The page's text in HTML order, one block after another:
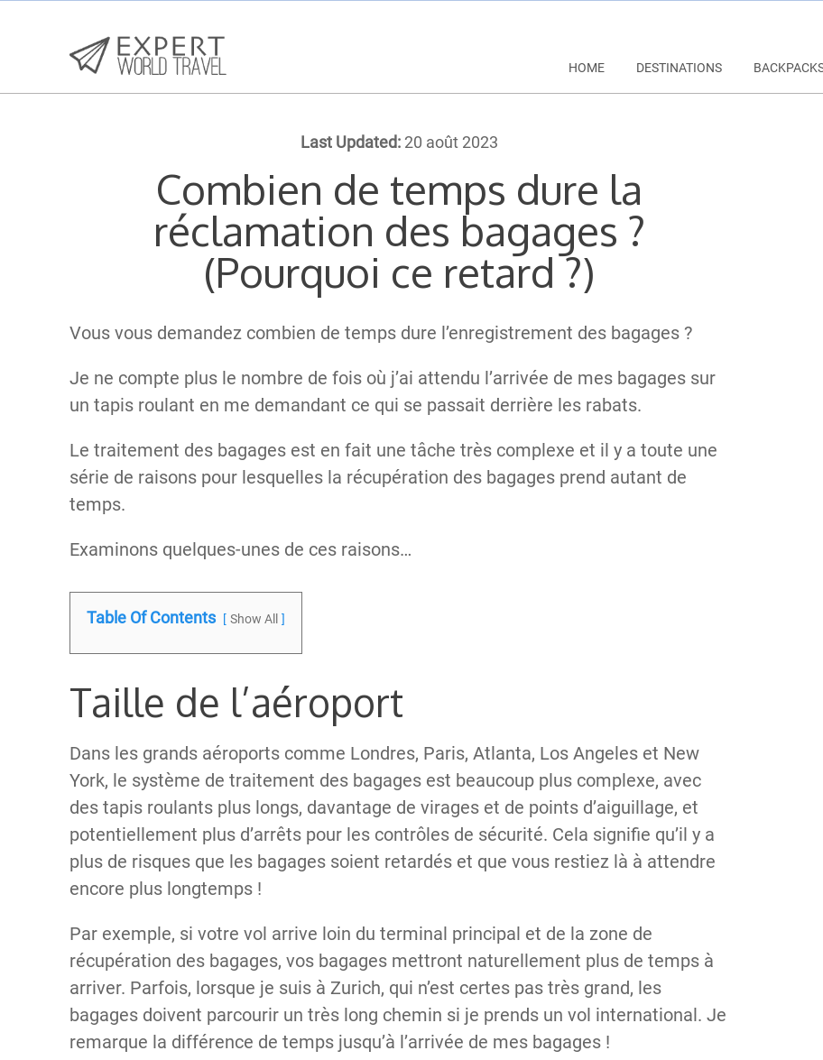
HOME DESTINATIONS
Last Updated:20 août 2023
Combien de temps dure la
réclamation des bagages ?
(Pourquoi ce retard ?)
Vous vous demandez combien de temps dure l’enregistrement des bagages ?
Je ne compte plus le nombre de fois où j’ai attendu l’arrivée de mes bagages sur
un tapis roulant en me demandant ce qui se passait derrière les rabats.
Le traitement des bagages est en fait une tâche très complexe et il y a toute une
série de raisons pour lesquelles la récupération des bagages prend autant de
temps.
Examinons quelques-unes de ces raisons…
Table Of Contents Show All
Taille de l’aéroport
Dans les grands aéroports comme Londres, Paris, Atlanta, Los Angeles et New
York, le système de traitement des bagages est beaucoup plus complexe, avec
des tapis roulants plus longs, davantage de virages et de points d’aiguillage, et
potentiellement plus d’arrêts pour les contrôles de sécurité. Cela signifie qu’il y a
plus de risques que les bagages soient retardés et que vous restiez là à attendre
encore plus longtemps !
Par exemple, si votre vol arrive loin du terminal principal et de la zone de
récupération des bagages, vos bagages mettront naturellement plus de temps à
arriver. Parfois, lorsque je suis à Zurich, qui n’est certes pas très grand, les
bagages doivent parcourir un très long chemin si je prends un vol international. Je
remarque la différence de temps jusqu’à l’arrivée de mes bagages !